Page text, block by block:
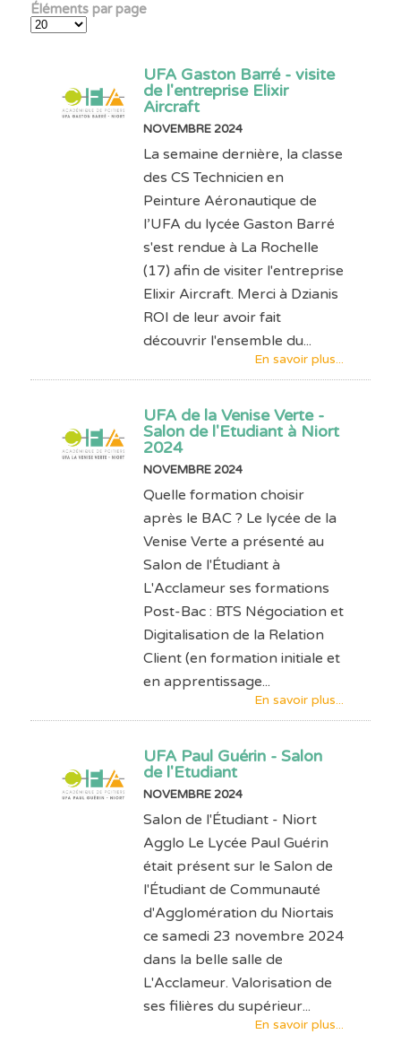
Éléments par page
UFA Gaston Barré - visite
de l'entreprise Elixir
Aircraft
NOVEMBRE 2024
La semaine dernière, la classe
des CS Technicien en
Peinture Aéronautique de
l’UFA du lycée Gaston Barré
s'est rendue à La Rochelle
(17) afin de visiter l'entreprise
Elixir Aircraft. Merci à Dzianis
ROI de leur avoir fait
découvrir l'ensemble du...
En savoir plus...
UFA de la Venise Verte -
Salon de l'Etudiant à Niort
2024
NOVEMBRE 2024
Quelle formation choisir
après le BAC ? Le lycée de la
Venise Verte a présenté au
Salon de l'Étudiant à
L'Acclameur ses formations
Post-Bac : BTS Négociation et
Digitalisation de la Relation
Client (en formation initiale et
en apprentissage...
En savoir plus...
UFA Paul Guérin - Salon
de l'Etudiant
NOVEMBRE 2024
Salon de l'Étudiant - Niort
Agglo Le Lycée Paul Guérin
était présent sur le Salon de
l'Étudiant de Communauté
d'Agglomération du Niortais
ce samedi 23 novembre 2024
dans la belle salle de
L'Acclameur. Valorisation de
ses filières du supérieur...
En savoir plus...